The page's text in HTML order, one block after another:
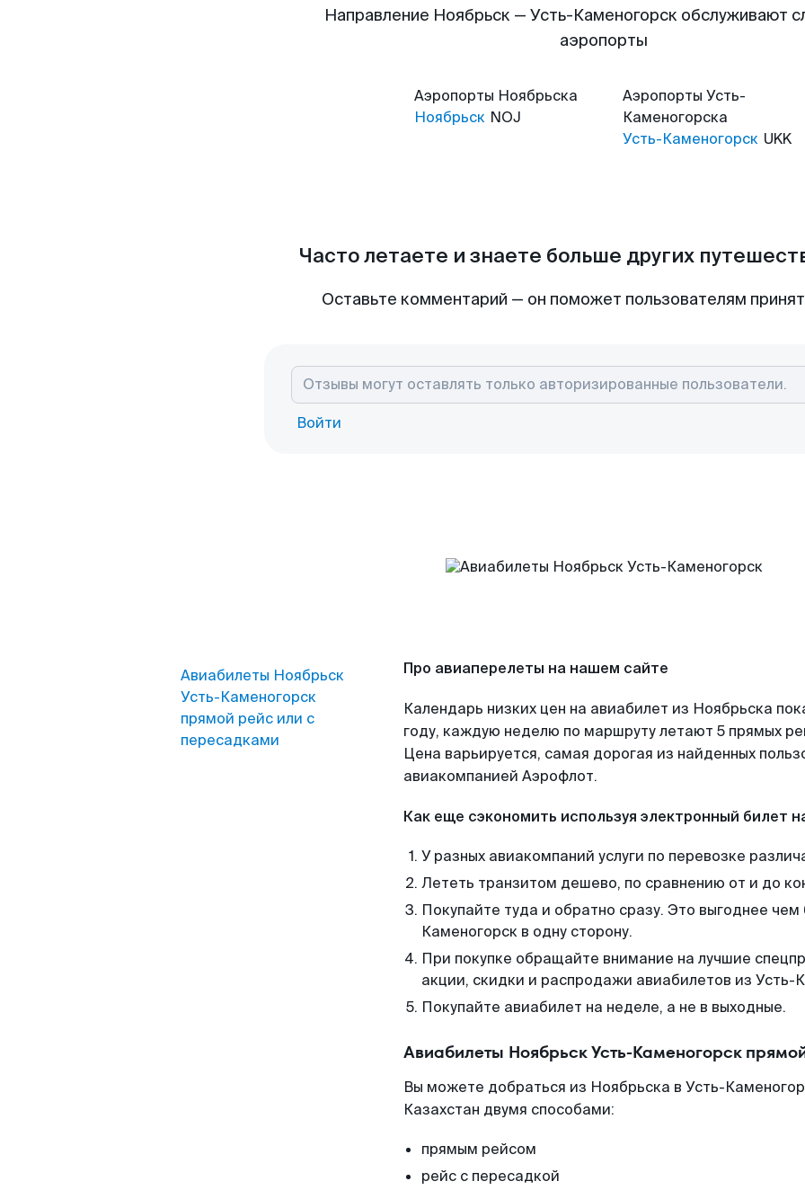
Направление Ноябрьск — Усть-Каменогорск обслуживают
аэропорты
Аэропорты Ноябрьска
Ноябрьск NOJ
Аэропорты Усть-
Каменогорска
Усть-Каменогорск UKK
Часто летаете и знаете больше других
Оставьте комментарий — он поможет пользователям
Войти
Авиабилеты Ноябрьск
Усть-Каменогорск
прямой рейс или с
пересадками
Про авиаперелеты на нашем сайте
Календарь низких цен на авиабилет из Ноябрьска
году, каждую неделю по маршруту летают 5 прямых
Цена варьируется, самая дорогая из найденных
авиакомпанией Аэрофлот.
Как еще сэкономить используя электронный билет
У разных авиакомпаний услуги по перевозке
Лететь транзитом дешево, по сравнению от и до
Покупайте туда и обратно сразу. Это выгоднее
Каменогорск в одну сторону.
При покупке обращайте внимание на лучшие
акции, скидки и распродажи авиабилетов из Усть-
Покупайте авиабилет на неделе, а не в выходные.
Авиабилеты Ноябрьск Усть-Каменогорск
Вы можете добраться из Ноябрьска в Усть-
Казахстан двумя способами:
прямым рейсом
рейс с пересадкой